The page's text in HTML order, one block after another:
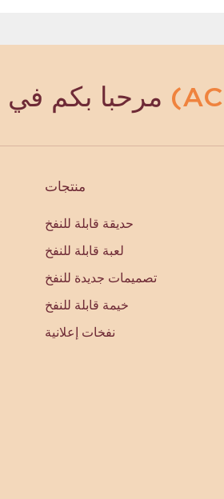
مرحبا بكم في
منتجات
حديقة قابلة للنفخ
لعبة قابلة للنفخ
تصميمات جديدة للنفخ
خيمة قابلة للنفخ
نفخات إعلانية